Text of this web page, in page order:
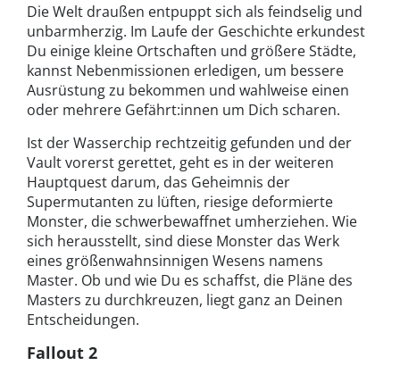
Die Welt draußen entpuppt sich als feindselig und
unbarmherzig. Im Laufe der Geschichte erkundest
Du einige kleine Ortschaften und größere Städte,
kannst Nebenmissionen erledigen, um bessere
Ausrüstung zu bekommen und wahlweise einen
oder mehrere Gefährt:innen um Dich scharen.
Ist der Wasserchip rechtzeitig gefunden und der
Vault vorerst gerettet, geht es in der weiteren
Hauptquest darum, das Geheimnis der
Supermutanten zu lüften, riesige deformierte
Monster, die schwerbewaffnet umherziehen. Wie
sich herausstellt, sind diese Monster das Werk
eines größenwahnsinnigen Wesens namens
Master. Ob und wie Du es schaffst, die Pläne des
Masters zu durchkreuzen, liegt ganz an Deinen
Entscheidungen.
Fallout 2